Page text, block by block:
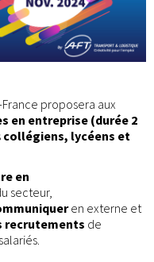
proposera aux
en entreprise (durée 2
collégiens, lycéens et
en
secteur,
en externe et
recrutements de